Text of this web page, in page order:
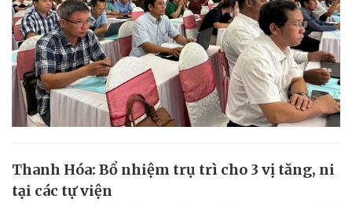
Thanh Hóa: Bổ nhiệm trụ trì cho 3 vị tăng, ni
tại các tự viện